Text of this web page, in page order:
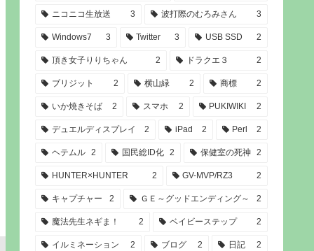
ニコニコ生放送 3 波打際のむろみさん 3
Windows7 3 Twitter 3 USB SSD 2
頂き女子りりちゃん 2 ドラクエ３ 2
ブリジット 2 横山緑 2 商標 2
いか焼きそば 2 スマホ 2 PUKIWIKI 2
デュエルディスプレイ 2 iPad 2 Perl 2
ヘテムル 2 国民総ID化 2 保健室の死神 2
HUNTER×HUNTER 2 GV-MVP/RZ3 2
キャプチャー 2 ＧＥ～グッドエンディング～ 2
魔法先生ネギま！ 2 ベイビーステップ 2
イルミネーション 2 ブログ 2 日記 2